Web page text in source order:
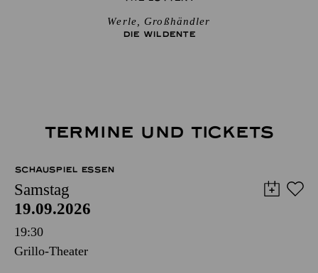
Werle, Großhändler
DIE WILDENTE
TERMINE UND TICKETS
SCHAUSPIEL ESSEN
Samstag
19.09.2026
19:30
Grillo-Theater